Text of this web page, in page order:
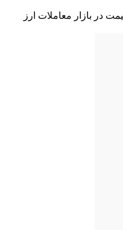
در بازار معاملات ارز